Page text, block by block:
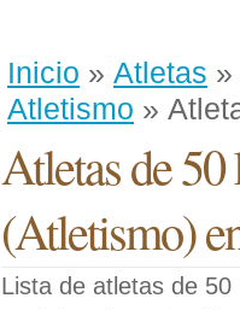
Inicio » Atletas »
Atletismo »
Atletas de
(Atletismo)
Lista de atletas de